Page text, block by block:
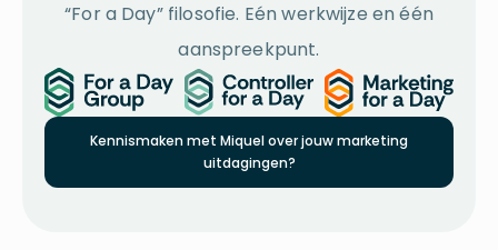
“For a Day” filosofie. Eén werkwijze en één
aanspreekpunt.
Kennismaken met Miquel over jouw marketing
uitdagingen?